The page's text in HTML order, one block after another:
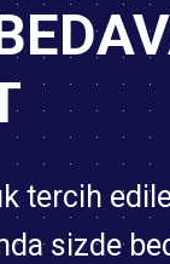
tercih
sizde